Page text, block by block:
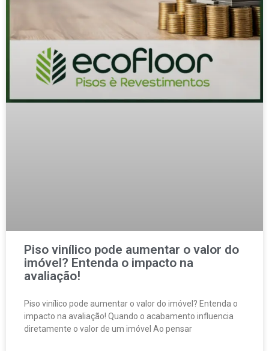
Piso vinílico pode aumentar o valor do
imóvel? Entenda o impacto na
avaliação!
Piso vinílico pode aumentar o valor do imóvel? Entenda o
impacto na avaliação! Quando o acabamento influencia
diretamente o valor de um imóvel Ao pensar